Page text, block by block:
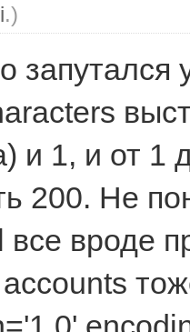
.)
запутался
и 1, и от 1
200. Не
все вроде